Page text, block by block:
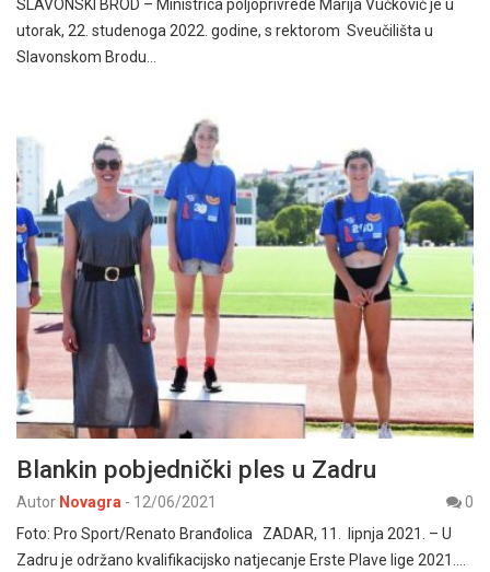
SLAVONSKI BROD – Ministrica poljoprivrede Marija Vučković je u
utorak, 22. studenoga 2022. godine, s rektorom Sveučilišta u
Slavonskom Brodu…
Blankin pobjednički ples u Zadru
Autor Novagra - 12/06/2021
0
Foto: Pro Sport/Renato Branđolica ZADAR, 11. lipnja 2021. – U
Zadru je održano kvalifikacijsko natjecanje Erste Plave lige 2021.…